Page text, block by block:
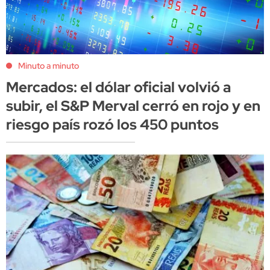
Minuto a minuto
Mercados: el dólar oficial volvió a
subir, el S&P Merval cerró en rojo y en
riesgo país rozó los 450 puntos